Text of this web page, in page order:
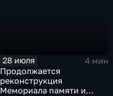
28 июля
4 мин
Продолжается
реконструкция
Мемориала памяти и